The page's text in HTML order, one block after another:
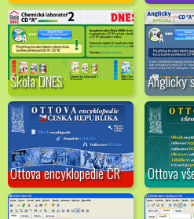
Škola DNES Anglicky
Ottova encyklopedie ČR